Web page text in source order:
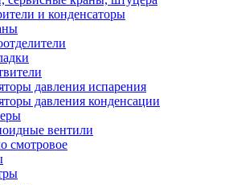
и конденсаторы
давления испарения
давления конденсации
вентили
смотровое